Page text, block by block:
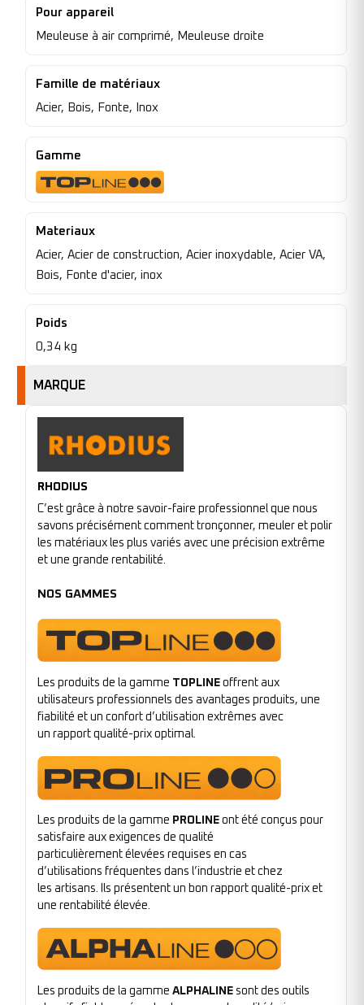
Pour appareil
Meuleuse à air comprimé, Meuleuse droite
Famille de matériaux
Acier, Bois, Fonte, Inox
Gamme
Materiaux
Acier, Acier de construction, Acier inoxydable, Acier VA,
Bois, Fonte d'acier, inox
Poids
0,34 kg
MARQUE
RHODIUS
C’est grâce à notre savoir-faire professionnel que nous
savons précisément comment tronçonner, meuler et polir
les matériaux les plus variés avec une précision extrême
et une grande rentabilité.
NOS GAMMES
Les produits de la gamme TOPLINE offrent aux
utilisateurs professionnels des avantages produits, une
fiabilité et un confort d’utilisation extrêmes avec
un rapport qualité-prix optimal.
Les produits de la gamme PROLINE ont été conçus pour
satisfaire aux exigences de qualité
particulièrement élevées requises en cas
d’utilisations fréquentes dans l’industrie et chez
les artisans. Ils présentent un bon rapport qualité-prix et
une rentabilité élevée.
Les produits de la gamme ALPHALINE sont des outils